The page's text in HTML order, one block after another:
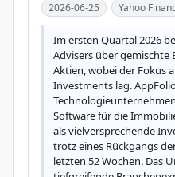
2026-06-25 Yahoo
Im ersten Quartal 2026
Advisers über gemischte
Aktien, wobei der Fokus
Investments lag.
Software für die
als vielversprechende
trotz eines Rückgangs
letzten 52 Wochen. Das